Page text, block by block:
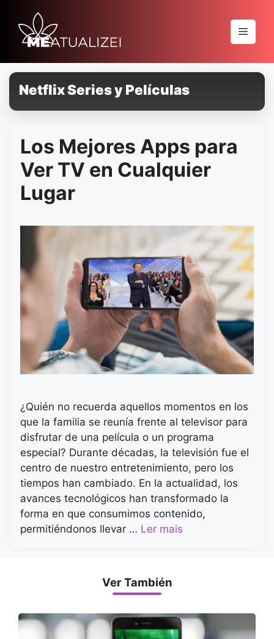
para
Menu
Netflix Series y Películas
Los Mejores Apps para
Ver TV en Cualquier
Lugar
¿Quién no recuerda aquellos momentos en los
que la familia se reunía frente al televisor para
disfrutar de una película o un programa
especial? Durante décadas, la televisión fue el
centro de nuestro entretenimiento, pero los
tiempos han cambiado. En la actualidad, los
avances tecnológicos han transformado la
forma en que consumimos contenido,
permitiéndonos llevar … Ler mais
Ver También